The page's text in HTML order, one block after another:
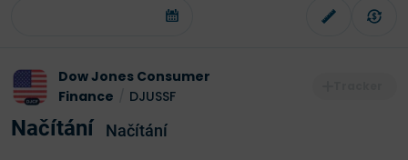
Dow Jones Consumer
Finance
DJUSSF
Načítání Načítání